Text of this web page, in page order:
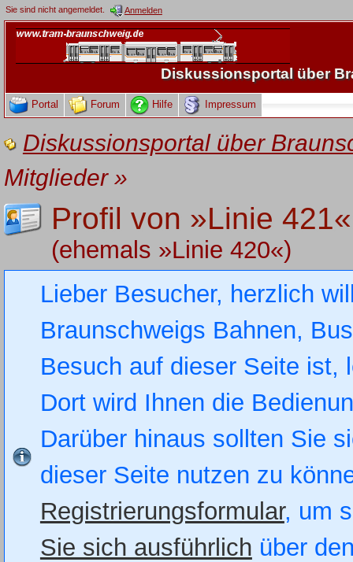
Sie sind nicht angemeldet. Anmelden
Diskussionsportal über
Portal Forum Hilfe Impressum
Diskussionsportal über
Mitglieder»
Profil von »Linie 421«
(ehemals »Linie 420«)
Lieber Besucher, herzlich
Braunschweigs Bahnen,
Besuch auf dieser Seite
Dort wird Ihnen die
Darüber hinaus sollten Sie
dieser Seite nutzen zu
Registrierungsformular, um
Sie sich ausführlich über